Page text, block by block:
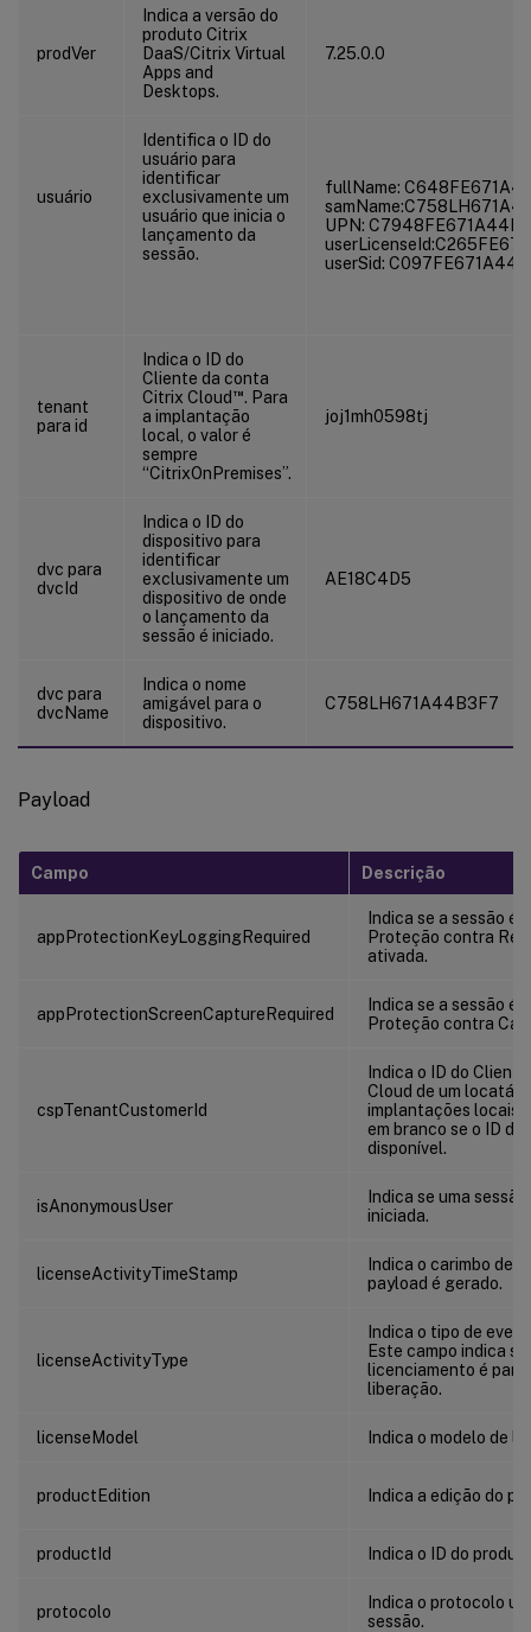
prodVer
Indica a versão do
produto Citrix
DaaS/Citrix Virtual
Apps and
Desktops.
7.25.0.0
usuário
Identifica o ID do
usuário para
identificar
exclusivamente um
usuário que inicia o
lançamento da
sessão.
fullName:
UPN:
userSid:
tenant
para id
Indica o ID do
Cliente da conta
Citrix Cloud ™. Para
a implantação
local, o valor é
sempre
“CitrixOnPremises”.
joj1mh0598tj
dvc para
dvcId
Indica o ID do
dispositivo para
identificar
exclusivamente um
dispositivo de onde
o lançamento da
sessão é iniciado.
AE18C4D5
dvc para
dvcName
Indica o nome
amigável para o
dispositivo.
C758LH671A44B3F7
Payload
Campo Descrição
appProtectionKeyLoggingRequired
Indica se a sessão é
Proteção contra
ativada.
appProtectionScreenCaptureRequired
Indica se a sessão é
Proteção contra
cspTenantCustomerId
Indica o ID do
Cloud de um
implantações locais,
em branco se o ID
disponível.
isAnonymousUser
Indica se uma
iniciada.
licenseActivityTimeStamp
Indica o carimbo de
payload é gerado.
licenseActivityType
Indica o tipo de
Este campo indica
licenciamento é
liberação.
licenseModel Indica o modelo de
productEdition Indica a edição do
productId Indica o ID do
protocolo
Indica o protocolo
sessão.